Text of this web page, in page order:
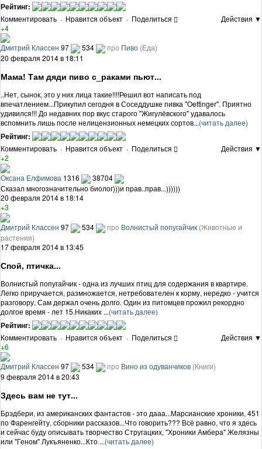
Рейтинг:
Комментировать · Нравится объект · Поделиться
Действия ▼
+4
Дмитрий Классен 97 534 про Пиво (Еда)
20 февраля 2014 в 18:11
Мама! Там дяди пиво с_раками пьют...
..Нет, сынок, это у них лица такие!!!!Решил вот написать под
впечатлением...Прикупил сегодня в Соседдушке пивка "Oettinger". Приятно
удивился!!! До недавних пор вкус старого "Жигулёвского" удавалось
вспомнить лишь после нелицензионных немецких сортов...(читать далее)
Рейтинг:
Комментировать · Нравится объект · Поделиться
Действия ▼
+2
Оксана Елфимова 1316
38704
Сказал многозначительно биолог)))и прав..прав...))))))
20 февраля 2014 в 18:14
+3
Дмитрий Классен 97 534 про Волнистый попугайчик (Животные и
растения)
17 февраля 2014 в 13:45
Спой, птичка...
Волнистый попугайчик - одна из лучших птиц для содержания в квартире.
Легко приручается, размножается, нетребователен к корму, нередко - учится
разговору. Сам держал очень долго. Один из питомцев прожил рекордно
долгое время - лет 15.Никаких ...(читать далее)
Рейтинг:
Комментировать · Нравится объект · Поделиться
Действия ▼
+6
Дмитрий Классен 97 534 про Вино из одуванчиков (Книги)
9 февраля 2014 в 20:43
Здесь вам не тут...
Брэдбери, из американских фантастов - это дааа...Марсианские хроники, 451
по Фаренгейту, сборники рассказов...Что говорить??? Всё равно, что я здесь
и сейчас буду описывать творчество Стругацких, "Хроники Амбера" Желязны
или "Геном" Лукъяненко...Кто ...(читать далее)